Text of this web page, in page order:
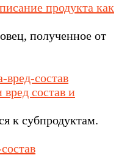
продукта как
полученное от
состав и
к субпродуктам.